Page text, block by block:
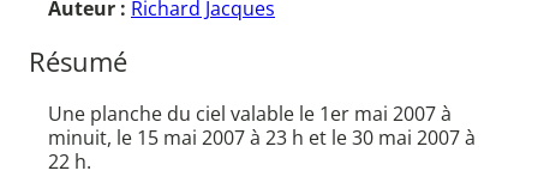
Auteur : Richard Jacques
Résumé
Une planche du ciel valable le 1er mai 2007 à
minuit, le 15 mai 2007 à 23 h et le 30 mai 2007 à
22 h.